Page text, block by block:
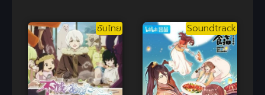
ซับไทย Soundtrack